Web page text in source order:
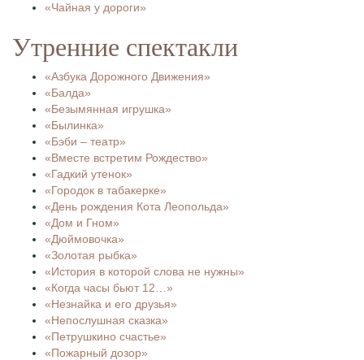
«Чайная у дороги»
Утренние спектакли
«Азбука Дорожного Движения»
«Балда»
«Безымянная игрушка»
«Былинка»
«Бэби – театр»
«Вместе встретим Рождество»
«Гадкий утенок»
«Городок в табакерке»
«День рождения Кота Леопольда»
«Дом и Гном»
«Дюймовочка»
«Золотая рыбка»
«История в которой слова не нужны»
«Когда часы бьют 12…»
«Незнайка и его друзья»
«Непослушная сказка»
«Петрушкино счастье»
«Пожарный дозор»